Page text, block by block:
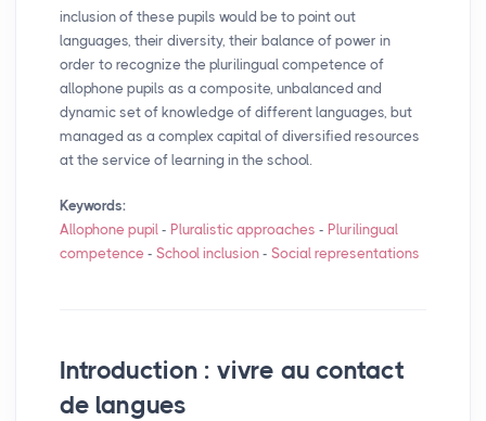
inclusion of these pupils would be to point out
languages, their diversity, their balance of power in
order to recognize the plurilingual competence of
allophone pupils as a composite, unbalanced and
dynamic set of knowledge of different languages, but
managed as a complex capital of diversified resources
at the service of learning in the school.
Keywords:
Allophone pupil - Pluralistic approaches - Plurilingual
competence - School inclusion - Social representations
Introduction : vivre au contact
de langues